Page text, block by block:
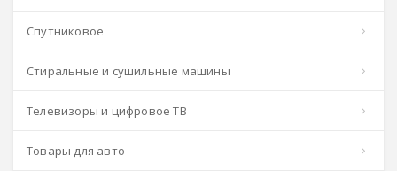
Спутниковое
Стиральные и сушильные машины
Телевизоры и цифровое ТВ
Товары для авто